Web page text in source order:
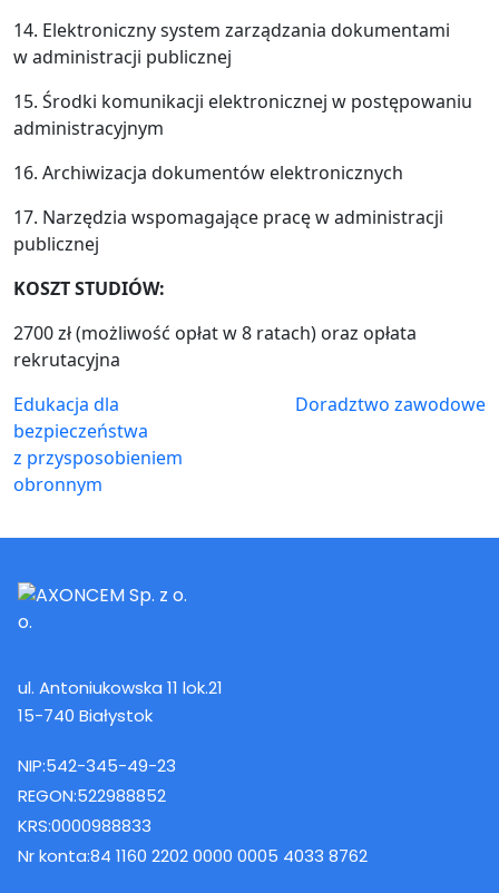
14. Elektroniczny system zarządzania dokumentami
w administracji publicznej
15. Środki komunikacji elektronicznej w postępowaniu
administracyjnym
16. Archiwizacja dokumentów elektronicznych
17. Narzędzia wspomagające pracę w administracji
publicznej
KOSZT STUDIÓW:
2700 zł (możliwość opłat w 8 ratach) oraz opłata
rekrutacyjna
Edukacja dla
bezpieczeństwa
z przysposobieniem
obronnym
Doradztwo zawodowe
ul. Antoniukowska 11 lok.21
15-740 Białystok
NIP:542-345-49-23
REGON:522988852
KRS:0000988833
Nr konta:84 1160 2202 0000 0005 4033 8762